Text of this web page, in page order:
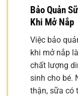
Bảo Quản
Khi Mở Nắp
Việc bảo
khi mở nắp
chất lượng
sinh cho bé.
thận, sữa có